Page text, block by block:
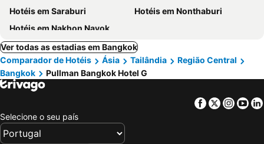
Hotéis em Saraburi
Hotéis em Nonthaburi
Hotéis em Nakhon Nayok
Ver todas as estadias em Bangkok
Comparador de Hotéis
Ásia Tailândia
Região Central
Bangkok
Pullman Bangkok Hotel G
Facebook
Twitter
Selecione o seu país